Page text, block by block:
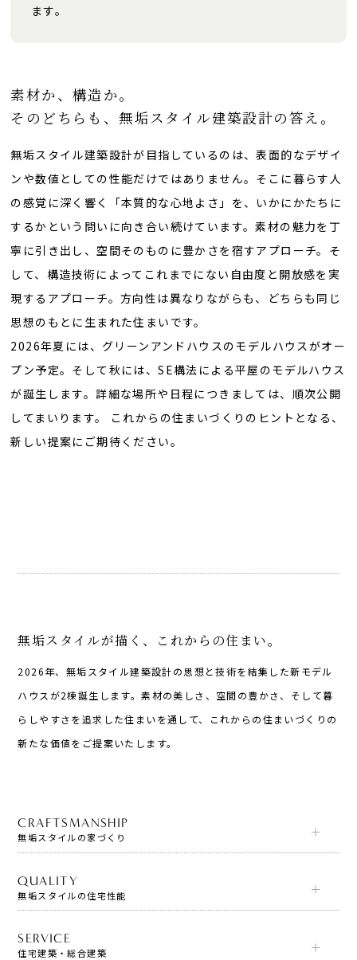
ます。
素材か、構造か。
そのどちらも、無垢スタイル建築設計の答え。
無垢スタイル建築設計が目指しているのは、表面的なデザイ
ンや数値としての性能だけではありません。そこに暮らす人
の感覚に深く響く「本質的な心地よさ」を、いかにかたちに
するかという問いに向き合い続けています。素材の魅力を丁
寧に引き出し、空間そのものに豊かさを宿すアプローチ。そ
して、構造技術によってこれまでにない自由度と開放感を実
現するアプローチ。方向性は異なりながらも、どちらも同じ
思想のもとに生まれた住まいです。
2026年夏には、グリーンアンドハウスのモデルハウスがオー
プン予定。そして秋には、SE構法による平屋のモデルハウス
が誕生します。詳細な場所や日程につきましては、順次公開
してまいります。 これからの住まいづくりのヒントとなる、
新しい提案にご期待ください。
無垢スタイルが描く、これからの住まい。
2026年、無垢スタイル建築設計の思想と技術を結集した新モデル
ハウスが2棟誕生します。素材の美しさ、空間の豊かさ、そして暮
らしやすさを追求した住まいを通して、これからの住まいづくりの
新たな価値をご提案いたします。
CRAFTSMANSHIP
無垢スタイルの家づくり
QUALITY
無垢スタイルの住宅性能
SERVICE
住宅建築・総合建築